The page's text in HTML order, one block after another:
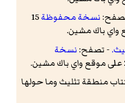
نسخة محفوظة15
- تصفح: نسخة
منطقة تثليث وما حولها